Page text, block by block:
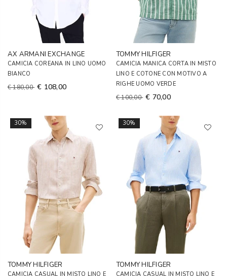
AX ARMANI EXCHANGE
CAMICIA COREANA IN LINO UOMO
BIANCO
€ 180,00 € 108,00
TOMMY HILFIGER
CAMICIA MANICA CORTA IN MISTO
LINO E COTONE CON MOTIVO A
RIGHE UOMO VERDE
€ 100,00 € 70,00
30%
TOMMY HILFIGER
CAMICIA CASUAL IN MISTO LINO E
30%
TOMMY HILFIGER
CAMICIA CASUAL IN MISTO LINO E